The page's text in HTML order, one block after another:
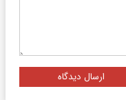
ارسال دیدگاه